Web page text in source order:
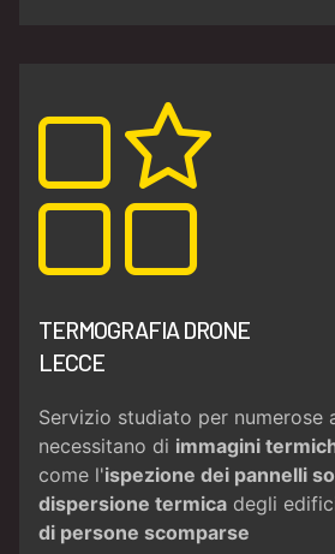
TERMOGRAFIA DRONE
LECCE
Servizio studiato per numerose
necessitano di immagini
come l'ispezione dei pannelli
dispersione termica degli
di persone scomparse